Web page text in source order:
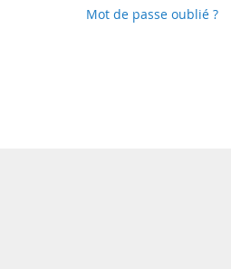
Mot de passe oublié ?